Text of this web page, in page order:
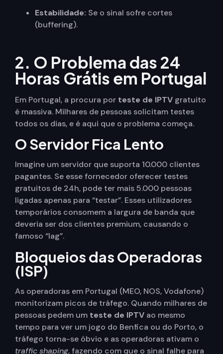
Estabilidade: Se o sinal sofre cortes
(buffering).
2. O Problema das 24
Horas Grátis em Portugal
Em Portugal, a procura por teste de IPTV gratuito
é massiva. Milhares de pessoas solicitam testes
todos os dias, e é aqui que o problema começa.
O Servidor Fica Lento
Imagine um servidor que suporta 10.000 clientes
pagantes. Se esse fornecedor oferecer testes
gratuitos de 24h, pode ter mais 5.000 pessoas
ligadas apenas para “testar”. Esses utilizadores
temporários consomem a largura de banda que
deveria ser dos clientes premium, causando o
famoso “lag”.
Bloqueios das Operadoras
(ISP)
As operadoras em Portugal (MEO, NOS, Vodafone)
monitorizam picos de tráfego. Quando milhares de
pessoas pedem um teste de IPTV ao mesmo
tempo para ver um jogo do Benfica ou do Porto, o
tráfego torna-se óbvio e as operadoras ativam o
traffic shaping, fazendo com que o sinal falhe para